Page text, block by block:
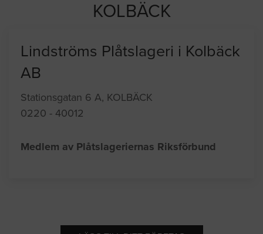
KOLBÄCK
Lindströms Plåtslageri i Kolbäck
AB
Stationsgatan 6 A, KOLBÄCK